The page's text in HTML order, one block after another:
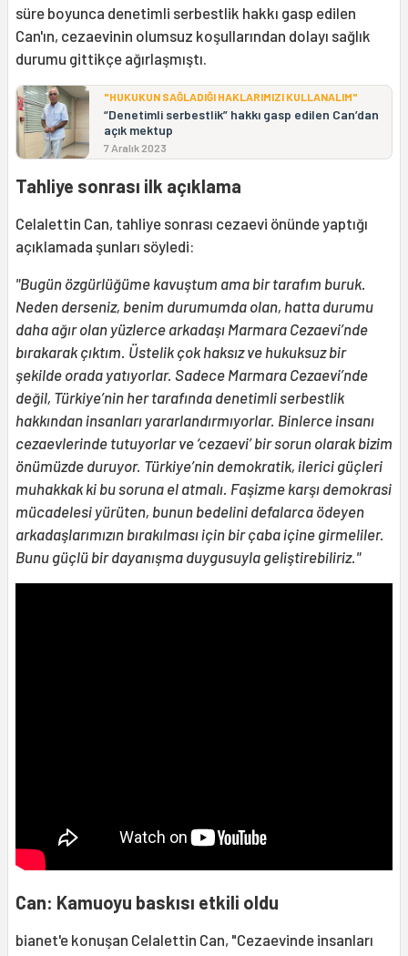
süre boyunca denetimli serbestlik hakkı gasp edilen
Can'ın, cezaevinin olumsuz koşullarından dolayı sağlık
durumu gittikçe ağırlaşmıştı.
"HUKUKUN SAĞLADIĞI HAKLARIMIZI KULLANALIM"
“Denetimli serbestlik” hakkı gasp edilen Can’dan
açık mektup
7 Aralık 2023
Tahliye sonrası ilk açıklama
Celalettin Can, tahliye sonrası cezaevi önünde yaptığı
açıklamada şunları söyledi:
"Bugün özgürlüğüme kavuştum ama bir tarafım buruk.
Neden derseniz, benim durumumda olan, hatta durumu
daha ağır olan yüzlerce arkadaşı Marmara Cezaevi’nde
bırakarak çıktım. Üstelik çok haksız ve hukuksuz bir
şekilde orada yatıyorlar. Sadece Marmara Cezaevi’nde
değil, Türkiye’nin her tarafında denetimli serbestlik
hakkından insanları yararlandırmıyorlar. Binlerce insanı
cezaevlerinde tutuyorlar ve ‘cezaevi’ bir sorun olarak bizim
önümüzde duruyor. Türkiye’nin demokratik, ilerici güçleri
muhakkak ki bu soruna el atmalı. Faşizme karşı demokrasi
mücadelesi yürüten, bunun bedelini defalarca ödeyen
arkadaşlarımızın bırakılması için bir çaba içine girmeliler.
Bunu güçlü bir dayanışma duygusuyla geliştirebiliriz."
Can: Kamuoyu baskısı etkili oldu
bianet'e konuşan Celalettin Can, "Cezaevinde insanları